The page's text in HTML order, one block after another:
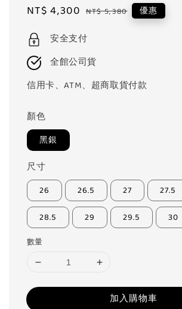
Sale
NT$ 4,300 Regular
NT$ 5,380 優惠
安全支付
全館公司貨
信用卡、ATM、超商取貨付款
顏色
黑銀
尺寸
26 26.5 27 27.5
28.5 29 29.5 30
數量
加入購物車